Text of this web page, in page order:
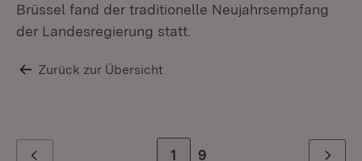
Brüssel fand der traditionelle Neujahrsempfang
der Landesregierung statt.
Zurück zur Übersicht
Zur Seite
1 Zur letzten Seite
9